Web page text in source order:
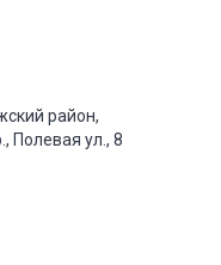
район,
Полевая ул., 8